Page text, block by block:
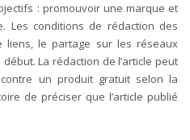
: promouvoir une marque et
Les conditions de rédaction des
liens, le partage sur les réseaux
La rédaction de l’article peut
un produit gratuit selon la
de préciser que l’article publié